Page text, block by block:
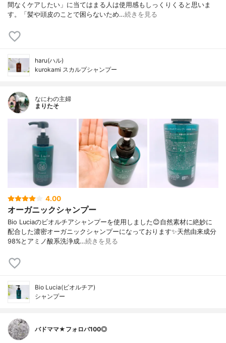
間なくケアしたい」に当てはまる人は使用感もしっくりくると思いま
す。「髪や頭皮のことで困らないため…続きを見る
haru(ハル)
kurokami スカルプシャンプー
なにわの主婦
まりたそ
4.00
オーガニックシャンプー
Bio Luciaのビオルチアシャンプーを使用しました😊自然素材に絶妙に
配合した濃密オーガニックシャンプーになっております✨天然由来成分
98%とアミノ酸系洗浄成…続きを見る
Bio Lucia(ビオルチア)
シャンプー
バドママ★フォロバ100◎